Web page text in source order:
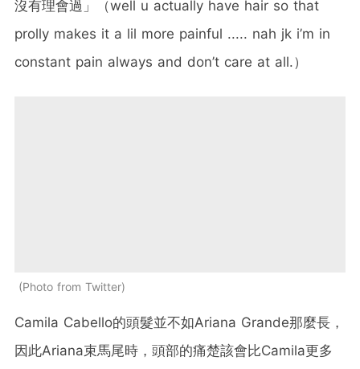
沒有理會過」（well u actually have hair so that
prolly makes it a lil more painful ..... nah jk i’m in
constant pain always and don’t care at all.）
Photo from Twitter
Camila Cabello的頭髮並不如Ariana Grande那麼長，
因此Ariana束馬尾時，頭部的痛楚該會比Camila更多